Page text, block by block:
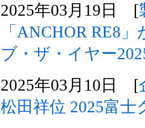
2025年03月19日 [
「ANCHOR RE8
ブ・ザ・イヤー
2025年03月10日 [
松田祥位 2025富